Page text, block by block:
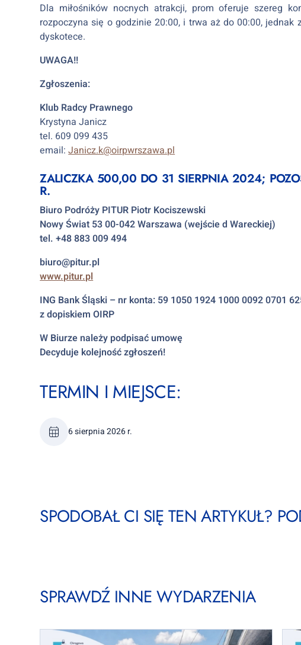
Dla miłośników nocnych atrakcji, prom oferuje szereg
rozpoczyna się o godzinie 20:00, i trwa aż do 00:00,
dyskotece.
UWAGA!!
Zgłoszenia:
Klub Radcy Prawnego
Krystyna Janicz
tel. 609 099 435
email:Janicz.k@oirpwrszawa.pl
ZALICZKA 500,00 DO 31 SIERPNIA 2024;
R.
Biuro Podróży PITUR Piotr Kociszewski
Nowy Świat 53 00-042 Warszawa (wejście d Wareckiej)
tel. +48 883 009 494
biuro@pitur.pl
www.pitur.pl
ING Bank Śląski – nr konta: 59 1050 1924 1000 0092 0701
z dopiskiem OIRP
W Biurze należy podpisać umowę
Decyduje kolejność zgłoszeń!
TERMIN I MIEJSCE:
6 sierpnia 2026 r.
SPODOBAŁ CI SIĘ TEN ARTYKUŁ?
SPRAWDŹ INNE WYDARZENIA